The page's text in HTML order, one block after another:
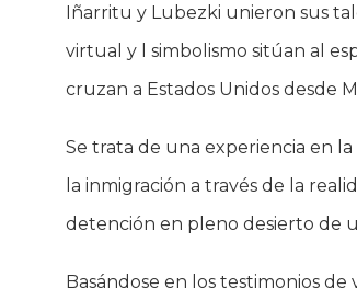
Iñarritu y Lubezki unieron sus
virtual y l simbolismo sitúan al
cruzan a Estados Unidos desde
Se trata de una experiencia en
la inmigración a través de la
detención en pleno desierto de
Basándose en los testimonios